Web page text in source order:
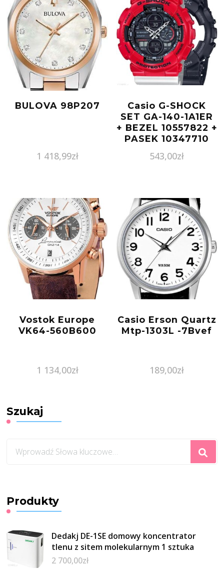
BULOVA 98P207
1 418,99zł
Casio G-SHOCK
SET GA-140-1A1ER
+ BEZEL 10557822 +
PASEK 10347710
543,00zł
Vostok Europe
VK64-560B600
1 134,00zł
Casio Erson Quartz
Mtp-1303L -7Bvef
189,00zł
Szukaj
czegoś?
Produkty
Dedakj DE-1SE domowy koncentrator
tlenu z sitem molekularnym 1 sztuka
2 700,00zł